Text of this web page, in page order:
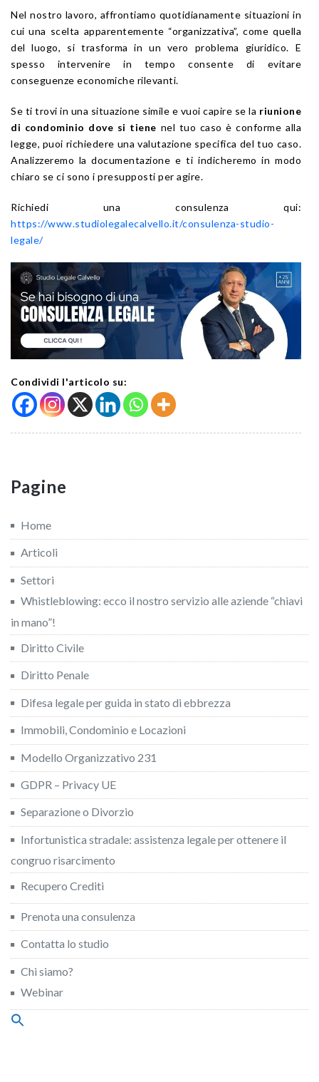
Nel nostro lavoro, affrontiamo quotidianamente situazioni in
cui una scelta apparentemente “organizzativa”, come quella
del luogo, si trasforma in un vero problema giuridico. E
spesso intervenire in tempo consente di evitare
conseguenze economiche rilevanti.
Se ti trovi in una situazione simile e vuoi capire se la riunione
di condominio dove si tiene nel tuo caso è conforme alla
legge, puoi richiedere una valutazione specifica del tuo caso.
Analizzeremo la documentazione e ti indicheremo in modo
chiaro se ci sono i presupposti per agire.
Richiedi una consulenza qui:
https://www.studiolegalecalvello.it/consulenza-studio-
legale/
Condividi l'articolo su:
Pagine
Home
Articoli
Settori
Whistleblowing: ecco il nostro servizio alle aziende “chiavi
in mano”!
Diritto Civile
Diritto Penale
Difesa legale per guida in stato di ebbrezza
Immobili, Condominio e Locazioni
Modello Organizzativo 231
GDPR – Privacy UE
Separazione o Divorzio
Infortunistica stradale: assistenza legale per ottenere il
congruo risarcimento
Recupero Crediti
Prenota una consulenza
Contatta lo studio
Chi siamo?
Webinar
Search